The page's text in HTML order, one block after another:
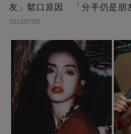
友」鬆口原因 「分手仍是朋
2023/07/05